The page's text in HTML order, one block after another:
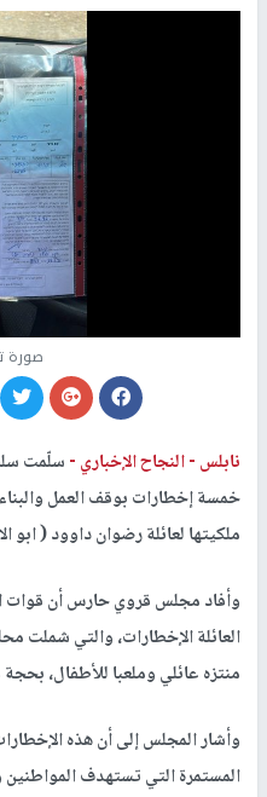
صورة
نابلس -النجاح الإخباري -سلّمت
خمسة إخطارات بوقف العمل
ملكيتها لعائلة رضوان داوود (
وأفاد مجلس قروي حارس أن قوات
العائلة الإخطارات، والتي شملت
منتزه عائلي وملعبا للأطفال،
وأشار المجلس إلى أن هذه
المستمرة التي تستهدف المواطنين